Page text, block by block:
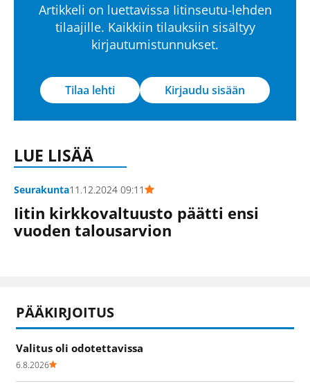
Artikkeli on luettavissa Iitinseutu-lehden
tilaajille. Kaikkiin tilauksiin sisältyy
kirjautumistunnukset.
Tilaa lehti Kirjaudu sisään
LUE LISÄÄ
Seurakunta11.12.2024 09:11
Iitin kirkkovaltuusto päätti ensi
vuoden talousarvion
PÄÄKIRJOITUS
Valitus oli odotettavissa
6.8.2026